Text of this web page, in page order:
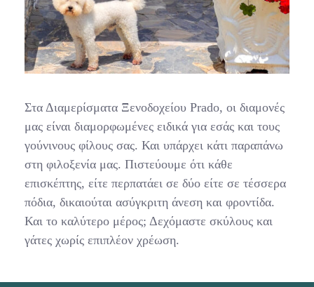
Στα Διαμερίσματα Ξενοδοχείου Prado, οι διαμονές
μας είναι διαμορφωμένες ειδικά για εσάς και τους
γούνινους φίλους σας. Και υπάρχει κάτι παραπάνω
στη φιλοξενία μας. Πιστεύουμε ότι κάθε
επισκέπτης, είτε περπατάει σε δύο είτε σε τέσσερα
πόδια, δικαιούται ασύγκριτη άνεση και φροντίδα.
Και το καλύτερο μέρος; Δεχόμαστε σκύλους και
γάτες χωρίς επιπλέον χρέωση.